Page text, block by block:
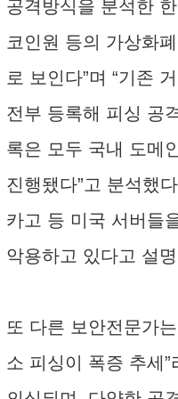
공격방식을 분석한
코인원 등의 가상화
로 보인다”며 “기존
전부 등록해 피싱 공
록은 모두 국내 도메
진행됐다”고 분석했
카고 등 미국 서버들
악용하고 있다고 설
또 다른 보안전문가
소 피싱이 폭증 추세”